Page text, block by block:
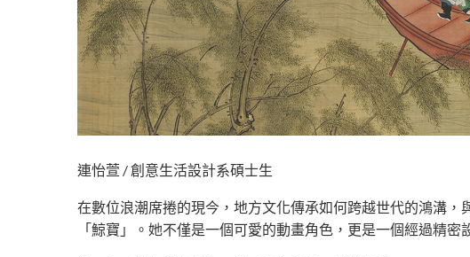
連怡萱 / 創意生活設計系碩士生
在數位浪潮席捲的現今，地方文化傳承如何跨越世代的鴻溝
「鯨寶」。她不僅是一個可愛的動畫角色，更是一個經過精